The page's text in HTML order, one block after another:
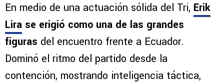
En medio de una actuación sólida del Tri, Erik
Lira se erigió como una de las grandes
figuras del encuentro frente a Ecuador.
Dominó el ritmo del partido desde la
contención, mostrando inteligencia táctica,